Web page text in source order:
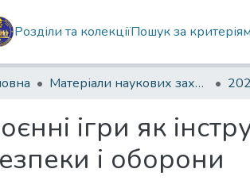
Розділи та колекціїПошук за
Матеріали наукових заходів
ігри як
і оборони